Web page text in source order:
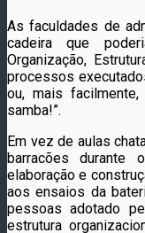
As faculdades de
cadeira que
Organização,
processos
ou, mais
samba!”.
Em vez de aulas
barracões durante
elaboração e
aos ensaios da
pessoas adotado
estrutura